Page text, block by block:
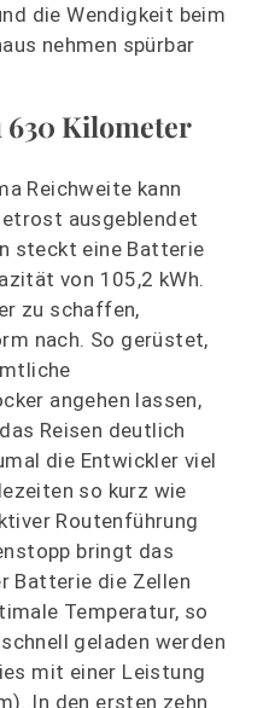
die Wendigkeit beim
nehmen spürbar
630 Kilometer
Reichweite kann
ausgeblendet
steckt eine Batterie
von 105,2 kWh.
zu schaffen,
nach. So gerüstet,
angehen lassen,
Reisen deutlich
die Entwickler viel
so kurz wie
Routenführung
bringt das
Batterie die Zellen
Temperatur, so
geladen werden
mit einer Leistung
In den ersten zehn